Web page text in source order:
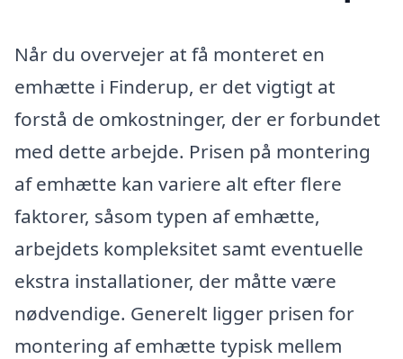
Når du overvejer at få monteret en
emhætte i Finderup, er det vigtigt at
forstå de omkostninger, der er forbundet
med dette arbejde. Prisen på montering
af emhætte kan variere alt efter flere
faktorer, såsom typen af emhætte,
arbejdets kompleksitet samt eventuelle
ekstra installationer, der måtte være
nødvendige. Generelt ligger prisen for
montering af emhætte typisk mellem